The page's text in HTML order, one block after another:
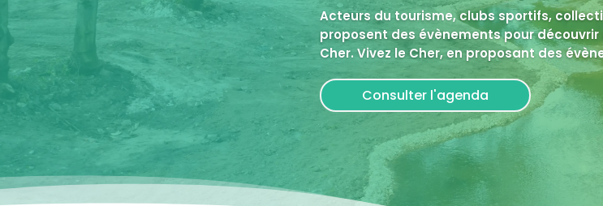
Acteurs du tourisme, clubs sportifs,
proposent des évènements pour
Cher. Vivez le Cher, en proposant des
Consulter l'agenda